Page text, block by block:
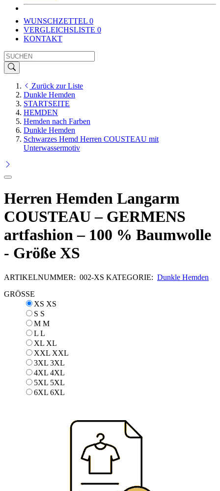
WUNSCHZETTEL 0
VERGLEICHSLISTE 0
KONTAKT
Zurück zur Liste
Dunkle Hemden
STARTSEITE
HEMDEN
Hemden nach Farben
Dunkle Hemden
Schwarzes Hemd Herren COUSTEAU mit
Unterwassermotiv
Herren Hemden Langarm
COUSTEAU – GERMENS
artfashion – 100 % Baumwolle
- Größe XS
ARTIKELNUMMER: 002-XS KATEGORIE: Dunkle Hemden
GRÖSSE
XS XS
S S
M M
L L
XL XL
XXL XXL
3XL 3XL
4XL 4XL
5XL 5XL
6XL 6XL